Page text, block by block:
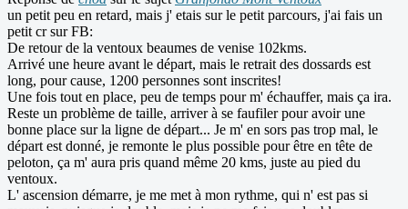
un petit peu en retard, mais j' etais sur le petit parcours, j'ai fais un
petit cr sur FB:
De retour de la ventoux beaumes de venise 102kms.
Arrivé une heure avant le départ, mais le retrait des dossards est
long, pour cause, 1200 personnes sont inscrites!
Une fois tout en place, peu de temps pour m' échauffer, mais ça ira.
Reste un problème de taille, arriver à se faufiler pour avoir une
bonne place sur la ligne de départ... Je m' en sors pas trop mal, le
départ est donné, je remonte le plus possible pour être en tête de
peloton, ça m' aura pris quand même 20 kms, juste au pied du
ventoux.
L' ascension démarre, je me met à mon rythme, qui n' est pas si